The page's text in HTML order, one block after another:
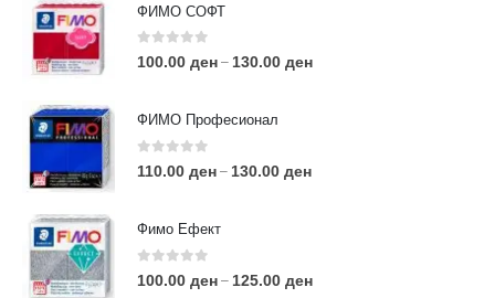
ФИМО СОФТ
0 out of 5
100.00 ден – 130.00 ден
ФИМО Професионал
0out of 5
110.00 ден – 130.00 ден
Фимо Ефект
0 out of 5
100.00 ден – 125.00 ден